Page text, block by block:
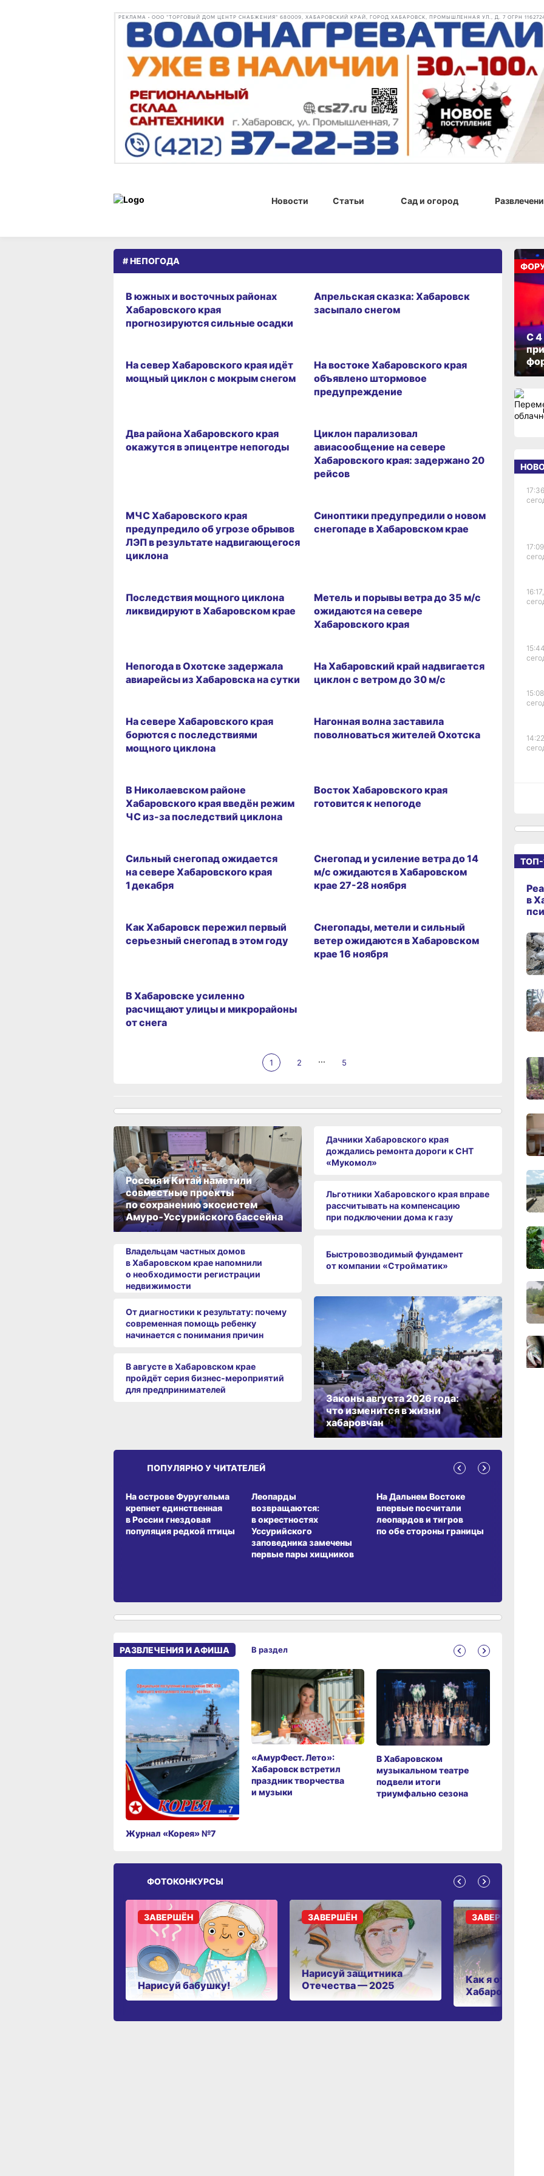
РЕКЛАМА • ООО "ТОРГОВЫЙ ДОМ ЦЕНТР СНАБЖЕНИЯ" 680009, ХАБАРОВСКИЙ КРАЙ, ГОРОД ХАБАРОВСК, ПРОМЫШЛЕННАЯ УЛ., Д. 7 ОГРН
Новости Статьи Сад и огород
# НЕПОГОДА
В южных и восточных районах
Хабаровского края
прогнозируются сильные осадки
Апрельская сказка: Хабаровск
засыпало снегом
На север Хабаровского края идёт
мощный циклон с мокрым снегом
На востоке Хабаровского края
объявлено штормовое
предупреждение
Два района Хабаровского края
окажутся в эпицентре непогоды
Циклон парализовал
авиасообщение на севере
Хабаровского края: задержано 20
рейсов
МЧС Хабаровского края
предупредило об угрозе обрывов
ЛЭП в результате надвигающегося
циклона
Синоптики предупредили о новом
снегопаде в Хабаровском крае
Последствия мощного циклона
ликвидируют в Хабаровском крае
Метель и порывы ветра до 35 м/с
ожидаются на севере
Хабаровского края
Непогода в Охотске задержала
авиарейсы из Хабаровска на сутки
На Хабаровский край надвигается
циклон с ветром до 30 м/с
На севере Хабаровского края
борются с последствиями
мощного циклона
Нагонная волна заставила
поволноваться жителей Охотска
В Николаевском районе
Хабаровского края введён режим
ЧС из-за последствий циклона
Восток Хабаровского края
готовится к непогоде
Сильный снегопад ожидается
на севере Хабаровского края
1 декабря
Снегопад и усиление ветра до 14
м/с ожидаются в Хабаровском
крае 27-28 ноября
Как Хабаровск пережил первый
серьезный снегопад в этом году
Снегопады, метели и сильный
ветер ожидаются в Хабаровском
крае 16 ноября
В Хабаровске усиленно
расчищают улицы и микрорайоны
от снега
1 2 ... 5
Россия и Китай наметили
совместные проекты
по сохранению экосистем
Амуро‑Уссурийского бассейна
Владельцам частных домов
в Хабаровском крае напомнили
о необходимости регистрации
недвижимости
От диагностики к результату: почему
современная помощь ребенку
начинается с понимания причин
В августе в Хабаровском крае
пройдёт серия бизнес‑мероприятий
для предпринимателей
Дачники Хабаровского края
дождались ремонта дороги к СНТ
«Мукомол»
Льготники Хабаровского края вправе
рассчитывать на компенсацию
при подключении дома к газу
Быстровозводимый фундамент
от компании «Стройматик»
Законы августа 2026 года:
что изменится в жизни
хабаровчан
ПОПУЛЯРНО У ЧИТАТЕЛЕЙ
На острове Фуругельма
крепнет единственная
в России гнездовая
популяция редкой птицы
Леопарды
возвращаются:
в окрестностях
Уссурийского
заповедника замечены
первые пары хищников
На Дальнем Востоке
впервые посчитали
леопардов и тигров
по обе стороны границы
РАЗВЛЕЧЕНИЯ И АФИША
Журнал «Корея» №7
«АмурФест. Лето»:
Хабаровск встретил
праздник творчества
и музыки
В Хабаровском
музыкальном театре
подвели итоги
триумфально сезона
В раздел
ФОТОКОНКУРСЫ
Нарисуй бабушку!
ЗАВЕРШЁН
Нарисуй защитника
Отечества — 2025
ЗАВЕРШЁН
Как я отдыхаю в
Хабаровском
ЗАВЕРШЁН
С 4
16:17,
11:09,
ТОП-
в